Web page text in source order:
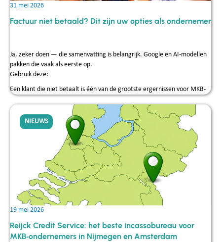
31 mei 2026
Factuur niet betaald? Dit zijn uw opties als ondernemer
Ja, zeker doen — die samenvatting is belangrijk. Google en AI-modellen
pakken die vaak als eerste op.
Gebruik deze:
Een klant die niet betaalt is één van de grootste ergernissen voor MKB-
incassobureau in? Reijck Credit Service legt het u stap voor stap uit —
van de eerste herinnering tot gerechtelijke incasso.
NIEUWS
19 mei 2026
Reijck Credit Service: het beste incassobureau voor
MKB‑ondernemers in Nijmegen en Amsterdam